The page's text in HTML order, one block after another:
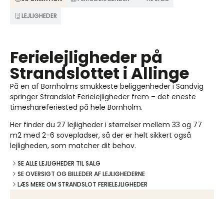
LEJLIGHEDER
Ferielejligheder på
Strandslottet i Allinge
På en af Bornholms smukkeste beliggenheder i Sandvig
springer Strandslot Ferielejligheder frem – det eneste
timeshareferiested på hele Bornholm.
Her finder du 27 lejligheder i størrelser mellem 33 og 77
m2 med 2-6 sovepladser, så der er helt sikkert også
lejligheden, som matcher dit behov.
SE ALLE LEJLIGHEDER TIL SALG
SE OVERSIGT OG BILLEDER AF LEJLIGHEDERNE
LÆS MERE OM STRANDSLOT FERIELEJLIGHEDER